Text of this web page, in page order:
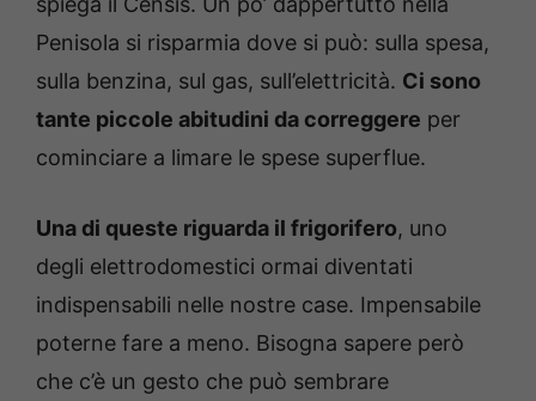
Penisola si risparmia dove si può: sulla spesa,
sulla benzina, sul gas, sull’elettricità. Ci sono
tante piccole abitudini da correggere per
cominciare a limare le spese superflue.
Una di queste riguarda il frigorifero, uno
degli elettrodomestici ormai diventati
indispensabili nelle nostre case. Impensabile
poterne fare a meno. Bisogna sapere però
che c’è un gesto che può sembrare